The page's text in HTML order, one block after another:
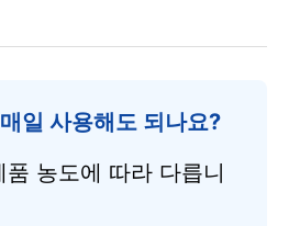
일 사용해도 되나요?
농도에 따라 다릅니